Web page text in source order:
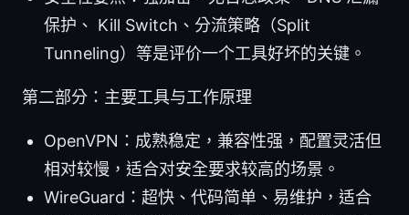
保护、 Kill Switch、分流策略（Split
Tunneling）等是评价一个工具好坏的关键。
第二部分：主要工具与工作原理
OpenVPN：成熟稳定，兼容性强，配置灵活但
相对较慢，适合对安全要求较高的场景。
WireGuard：超快、代码简单、易维护，适合